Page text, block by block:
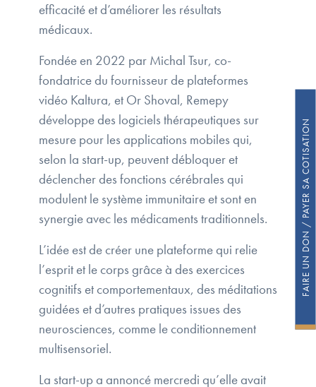
FAIRE UN DON / PAYER SA COTISATION
efficacité et d’améliorer les résultats
médicaux.
Fondée en 2022 par Michal Tsur, co-
fondatrice du fournisseur de plateformes
vidéo Kaltura, et Or Shoval, Remepy
développe des logiciels thérapeutiques sur
mesure pour les applications mobiles qui,
selon la start-up, peuvent débloquer et
déclencher des fonctions cérébrales qui
modulent le système immunitaire et sont en
synergie avec les médicaments traditionnels.
L’idée est de créer une plateforme qui relie
l’esprit et le corps grâce à des exercices
cognitifs et comportementaux, des méditations
guidées et d’autres pratiques issues des
neurosciences, comme le conditionnement
multisensoriel.
La start-up a annoncé mercredi qu’elle avait